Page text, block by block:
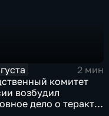
2 мин
комитет
возбудил
дело о теракте